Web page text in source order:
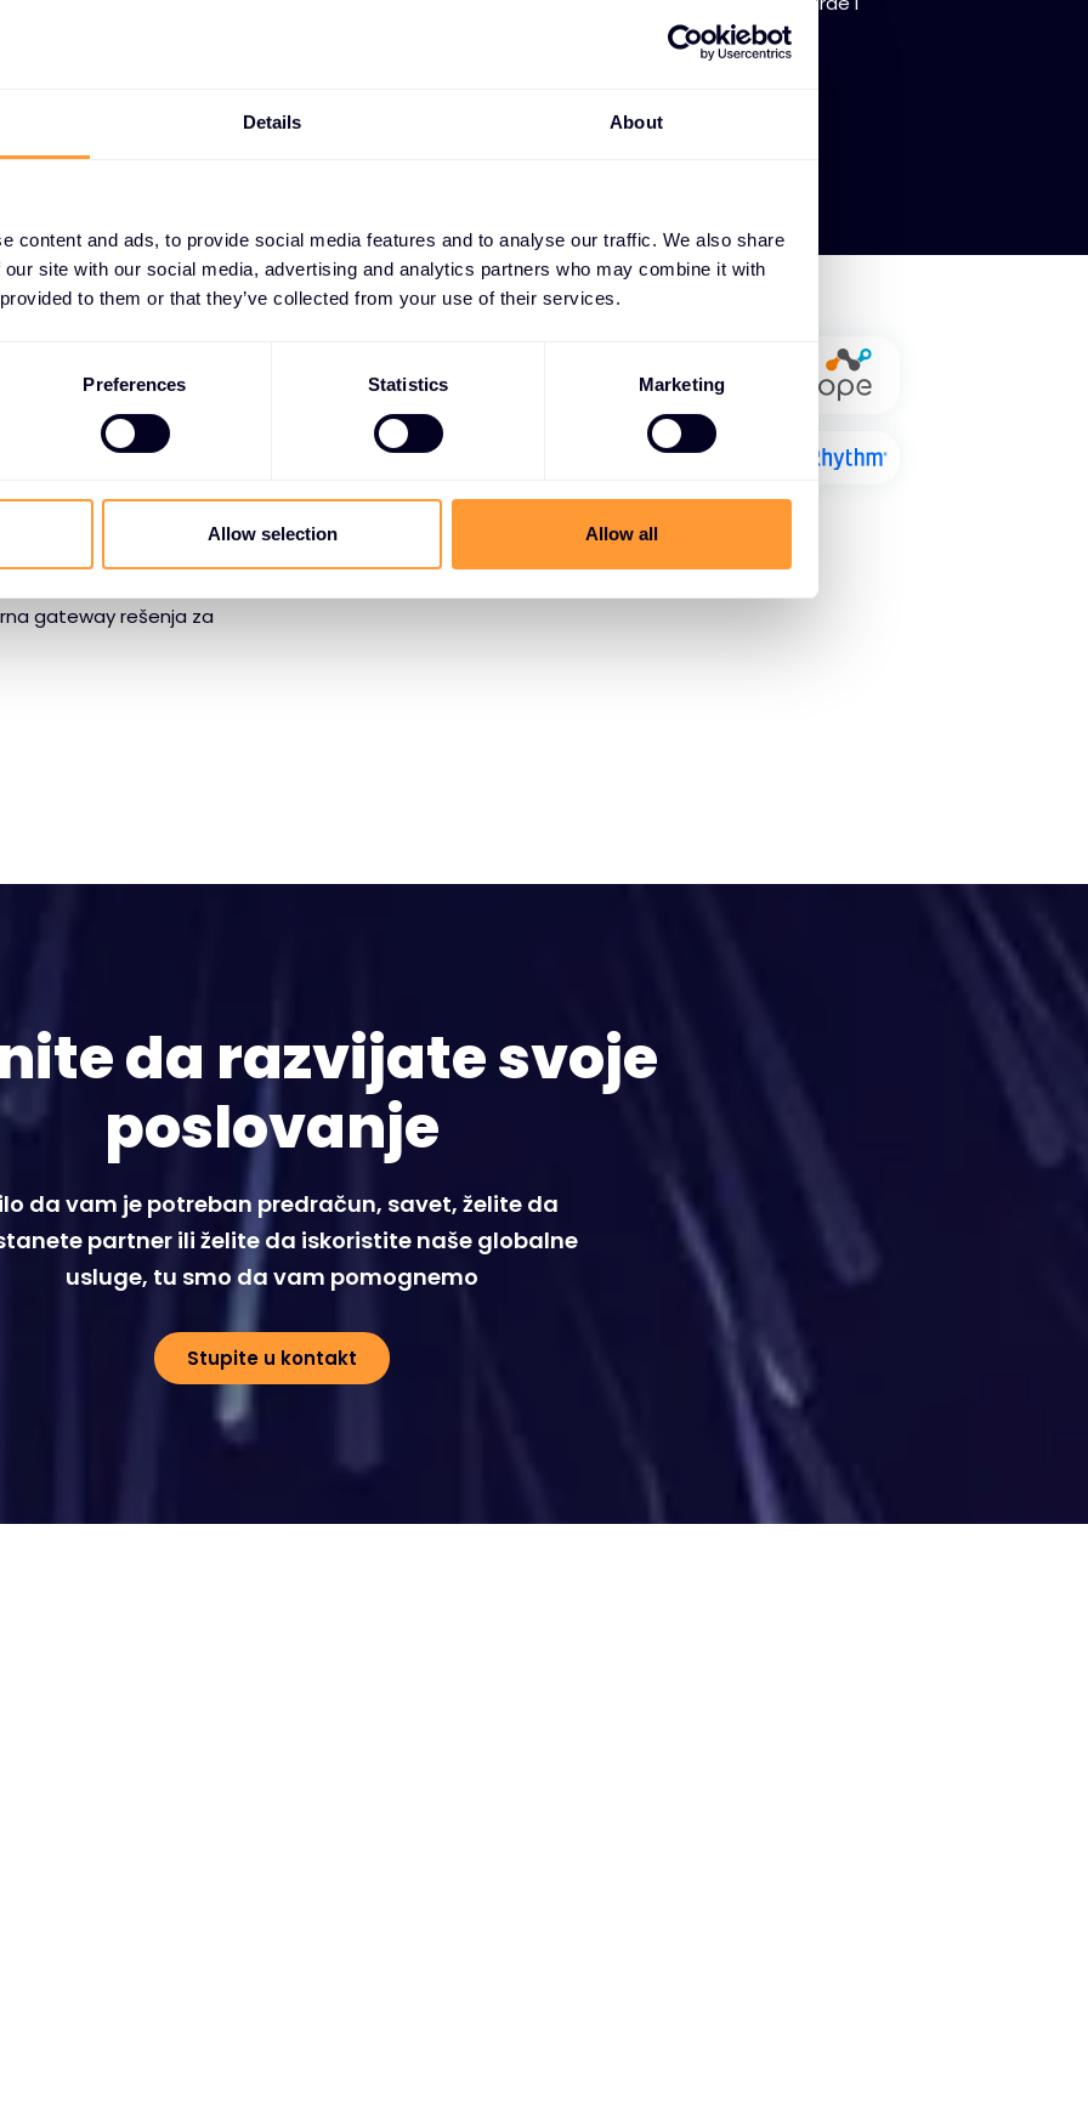
Details About
content and ads, to provide social media features and to analyse our traffic. We also share
site with our social media, advertising and analytics partners who may combine it with
to them or that they’ve collected from your use of their services.
Preferences Statistics Marketing
Allow selection Allow all
gateway-
zakonske zahteve za sigurnost komunikacije.
bezbednosti
zaštitu komunikacija.
detekciju pretnji, anti-
gateway rešenja za
da razvijate svoje
poslovanje
da vam je potreban predračun, savet, želite da
partner ili želite da iskoristite naše globalne
usluge, tu smo da vam pomognemo
Stupite u kontakt